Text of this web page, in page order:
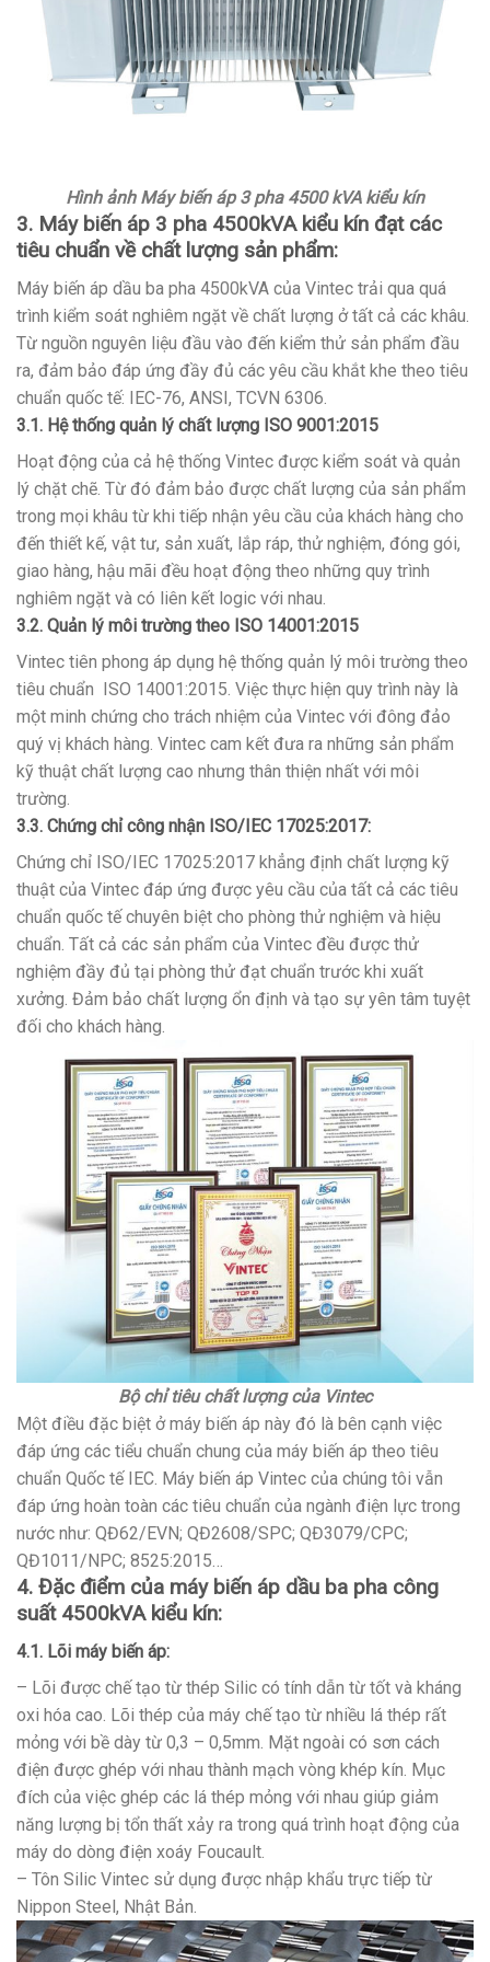
Hình ảnh Máy biến áp 3 pha 4500 kVA kiểu kín
3. Máy biến áp 3 pha 4500kVA kiểu kín đạt các
tiêu chuẩn về chất lượng sản phẩm:
Máy biến áp dầu ba pha 4500kVA của Vintec trải qua quá
trình kiểm soát nghiêm ngặt về chất lượng ở tất cả các khâu.
Từ nguồn nguyên liệu đầu vào đến kiểm thử sản phẩm đầu
ra, đảm bảo đáp ứng đầy đủ các yêu cầu khắt khe theo tiêu
chuẩn quốc tế: IEC-76, ANSI, TCVN 6306.
3.1. Hệ thống quản lý chất lượng ISO 9001:2015
Hoạt động của cả hệ thống Vintec được kiểm soát và quản
lý chặt chẽ. Từ đó đảm bảo được chất lượng của sản phẩm
trong mọi khâu từ khi tiếp nhận yêu cầu của khách hàng cho
đến thiết kế, vật tư, sản xuất, lắp ráp, thử nghiệm, đóng gói,
giao hàng, hậu mãi đều hoạt động theo những quy trình
nghiêm ngặt và có liên kết logic với nhau.
3.2. Quản lý môi trường theo ISO 14001:2015
Vintec tiên phong áp dụng hệ thống quản lý môi trường theo
tiêu chuẩn ISO 14001:2015. Việc thực hiện quy trình này là
một minh chứng cho trách nhiệm của Vintec với đông đảo
quý vị khách hàng. Vintec cam kết đưa ra những sản phẩm
kỹ thuật chất lượng cao nhưng thân thiện nhất với môi
trường.
3.3. Chứng chỉ công nhận ISO/IEC 17025:2017:
Chứng chỉ ISO/IEC 17025:2017 khẳng định chất lượng kỹ
thuật của Vintec đáp ứng được yêu cầu của tất cả các tiêu
chuẩn quốc tế chuyên biệt cho phòng thử nghiệm và hiệu
chuẩn. Tất cả các sản phẩm của Vintec đều được thử
nghiệm đầy đủ tại phòng thử đạt chuẩn trước khi xuất
xưởng. Đảm bảo chất lượng ổn định và tạo sự yên tâm tuyệt
đối cho khách hàng.
Bộ chỉ tiêu chất lượng của Vintec
Một điều đặc biệt ở máy biến áp này đó là bên cạnh việc
đáp ứng các tiểu chuẩn chung của máy biến áp theo tiêu
chuẩn Quốc tế IEC. Máy biến áp Vintec của chúng tôi vẫn
đáp ứng hoàn toàn các tiêu chuẩn của ngành điện lực trong
nước như: QĐ62/EVN; QĐ2608/SPC; QĐ3079/CPC;
QĐ1011/NPC; 8525:2015…
4. Đặc điểm của máy biến áp dầu ba pha công
suất 4500kVA kiểu kín:
4.1. Lõi máy biến áp:
– Lõi được chế tạo từ thép Silic có tính dẫn từ tốt và kháng
oxi hóa cao. Lõi thép của máy chế tạo từ nhiều lá thép rất
mỏng với bề dày từ 0,3 – 0,5mm. Mặt ngoài có sơn cách
điện được ghép với nhau thành mạch vòng khép kín. Mục
đích của việc ghép các lá thép mỏng với nhau giúp giảm
năng lượng bị tổn thất xảy ra trong quá trình hoạt động của
máy do dòng điện xoáy Foucault.
– Tôn Silic Vintec sử dụng được nhập khẩu trực tiếp từ
Nippon Steel, Nhật Bản.